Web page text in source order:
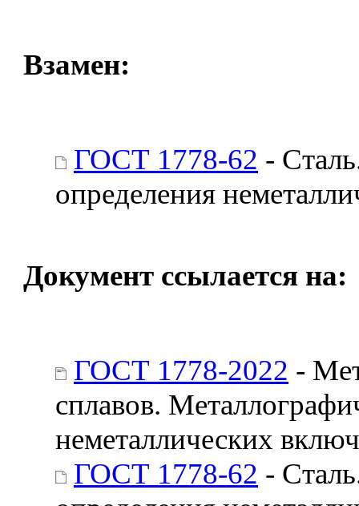
Взамен:
ГОСТ 1778-62 -
определения
Документ ссылается на:
ГОСТ 1778-2022 -
сплавов.
неметаллических
ГОСТ 1778-62 -